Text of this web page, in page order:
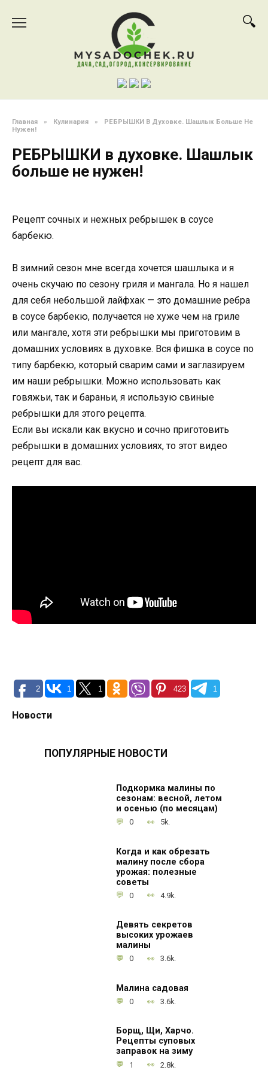
содержанию
Главная » Кулинария »
РЕБРЫШКИ В Духовке. Шашлык Больше Не
Нужен!
РЕБРЫШКИ в духовке. Шашлык
больше не нужен!
Рецепт сочных и нежных ребрышек в соусе
барбекю.
В зимний сезон мне всегда хочется шашлыка и я
очень скучаю по сезону гриля и мангала. Но я нашел
для себя небольшой лайфхак — это домашние ребра
в соусе барбекю, получается не хуже чем на гриле
или мангале, хотя эти ребрышки мы приготовим в
домашних условиях в духовке. Вся фишка в соусе по
типу барбекю, который сварим сами и заглазируем
им наши ребрышки. Можно использовать как
говяжьи, так и бараньи, я использую свиные
ребрышки для этого рецепта.
Если вы искали как вкусно и сочно приготовить
ребрышки в домашних условиях, то этот видео
рецепт для вас.
2 1 1 423 1
Новости
ПОПУЛЯРНЫЕ НОВОСТИ
Подкормка малины по
сезонам: весной, летом
и осенью (по месяцам)
0 5k.
Когда и как обрезать
малину после сбора
урожая: полезные
советы
0 4.9k.
Девять секретов
высоких урожаев
малины
0 3.6k.
Малина садовая
0 3.6k.
Борщ, Щи, Харчо.
Рецепты суповых
заправок на зиму
1 2.8k.